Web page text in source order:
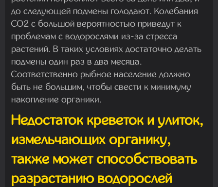
до следующей подмены голодают. Колебания
CO2 с большой вероятностью приведут к
проблемам с водорослями из-за стресса
растений. В таких условиях достаточно делать
подмены один раз в два месяца.
Соответственно рыбное население должно
быть не большим, чтобы свести к минимуму
накопление органики.
Недостаток креветок и улиток,
измельчающих органику,
также может способствовать
разрастанию водорослей